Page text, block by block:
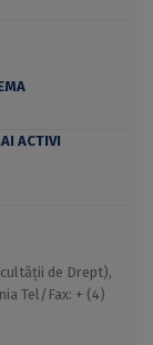
ACTIVI
de Drept),
Tel/Fax: + (4)